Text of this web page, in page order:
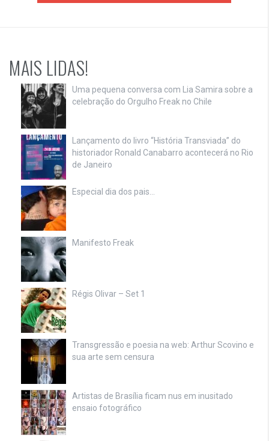
MAIS LIDAS!
Uma pequena conversa com Lia Samira sobre a
celebração do Orgulho Freak no Chile
Lançamento do livro “História Transviada” do
historiador Ronald Canabarro acontecerá no Rio
de Janeiro
Especial dia dos pais…
Manifesto Freak
Régis Olivar – Set 1
Transgressão e poesia na web: Arthur Scovino e
sua arte sem censura
Artistas de Brasília ficam nus em inusitado
ensaio fotográfico